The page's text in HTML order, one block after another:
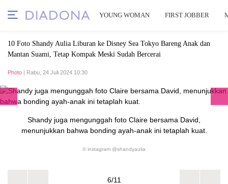
YOUNG WOMAN FIRST JOBBER
10 Foto Shandy Aulia Liburan ke Disney Sea Tokyo Bareng Anak dan
Mantan Suami, Tetap Kompak Meski Sudah Bercerai
Photo | Rabu, 24 Juli 2024 10:30
Shandy juga mengunggah foto Claire bersama David,
menunjukkan bahwa bonding ayah-anak ini tetaplah kuat.
© instagram @shandyaulia
6/11